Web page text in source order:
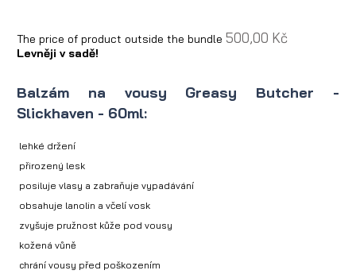
The price of product outside the bundle 500,00 Kč
Levněji v sadě!
Balzám na vousy Greasy Butcher -
Slickhaven - 60ml:
lehké držení
přirozený lesk
posiluje vlasy a zabraňuje vypadávání
obsahuje lanolin a včelí vosk
zvyšuje pružnost kůže pod vousy
kožená vůně
chrání vousy před poškozením